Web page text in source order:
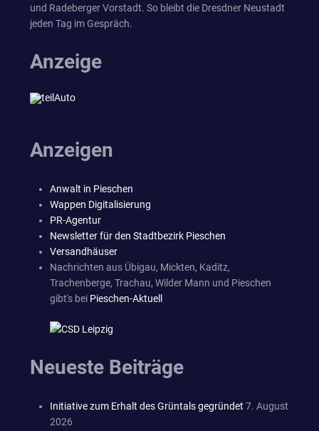
und Radeberger Vorstadt. So bleibt die Dresdner Neustadt
jeden Tag im Gespräch.
Anzeige
Anzeigen
Anwalt in Pieschen
Wappen Digitalisierung
PR-Agentur
Newsletter für den Stadtbezirk Pieschen
Versandhäuser
Nachrichten aus Übigau, Mickten, Kaditz,
Trachenberge, Trachau, Wilder Mann und Pieschen
gibt's bei Pieschen-Aktuell
Neueste Beiträge
Initiative zum Erhalt des Grüntals gegründet 7. August
2026